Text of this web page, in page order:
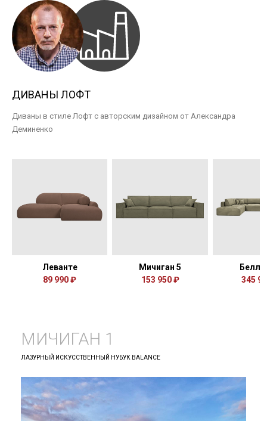
ДИВАНЫ ЛОФТ
Диваны в стиле Лофт с авторским дизайном от Александра
Деминенко
Леванте
89 990 ₽
Мичиган 5
153 950 ₽
345
МИЧИГАН 1
ЛАЗУРНЫЙ ИСКУССТВЕННЫЙ НУБУК BALANCE